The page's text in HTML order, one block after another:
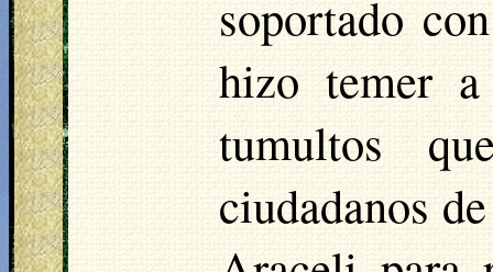
soportado
hizo temer
tumultos
ciudadanos